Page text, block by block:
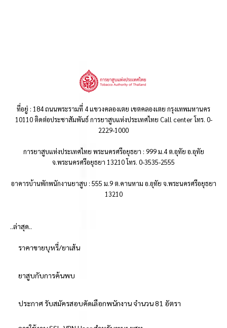
ที่อยู่ : 184 ถนนพระรามที่ 4 แขวงคลองเตย เขตคลองเตย กรุงเทพมหานคร
10110 ติดต่อประชาสัมพันธ์ การยาสูบแห่งประเทศไทย Call center โทร. 0-
2229-1000
การยาสูบแห่งประเทศไทย พระนครศรีอยุธยา : 999 ม.4 ต.อุทัย อ.อุทัย
จ.พระนครศรีอยุธยา 13210 โทร. 0-3535-2555
อาคารบ้านพักพนักงานยาสูบ : 555 ม.9 ต.คานหาม อ.อุทัย จ.พระนครศรีอยุธยา
13210
..ล่าสุด..
ราคาขายบุหรี่/ยาเส้น
ยาสูบกับการค้นพบ
ประกาศ รับสมัครสอบคัดเลือกพนักงาน จำนวน 81 อัตรา